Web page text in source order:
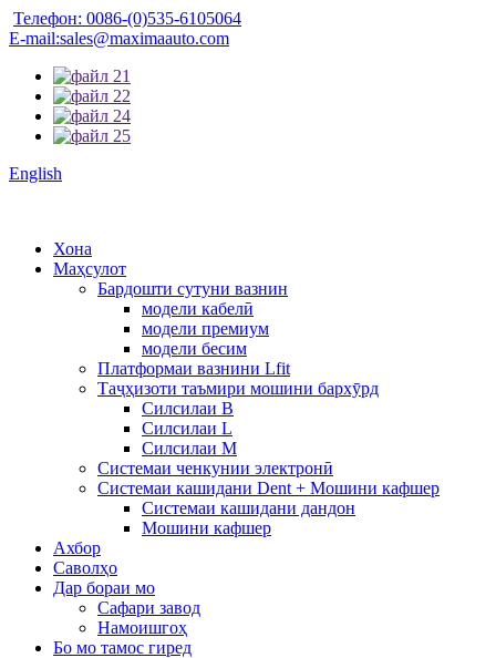
Телефон: 0086-(0)535-6105064
E-mail:sales@maximaauto.com
English
Хона
Маҳсулот
Бардошти сутуни вазнин
модели кабелӣ
модели премиум
модели бесим
Платформаи вазнини Lfit
Таҷҳизоти таъмири мошини бархӯрд
Силсилаи B
Силсилаи L
Силсилаи М
Системаи ченкунии электронӣ
Системаи кашидани Dent + Мошини кафшер
Системаи кашидани дандон
Мошини кафшер
Ахбор
Саволҳо
Дар бораи мо
Сафари завод
Намоишгоҳ
Бо мо тамос гиред